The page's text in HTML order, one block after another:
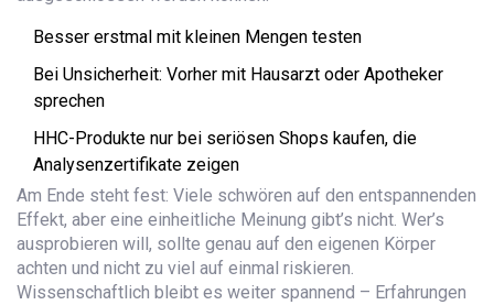
Besser erstmal mit kleinen Mengen testen
Bei Unsicherheit: Vorher mit Hausarzt oder Apotheker
sprechen
HHC-Produkte nur bei seriösen Shops kaufen, die
Analysenzertifikate zeigen
Am Ende steht fest: Viele schwören auf den entspannenden
Effekt, aber eine einheitliche Meinung gibt’s nicht. Wer’s
ausprobieren will, sollte genau auf den eigenen Körper
achten und nicht zu viel auf einmal riskieren.
Wissenschaftlich bleibt es weiter spannend – Erfahrungen